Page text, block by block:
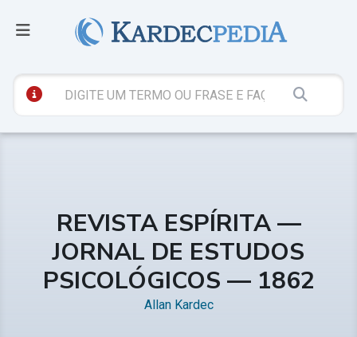
REVISTA ESPÍRITA —
JORNAL DE ESTUDOS
PSICOLÓGICOS — 1862
Allan Kardec